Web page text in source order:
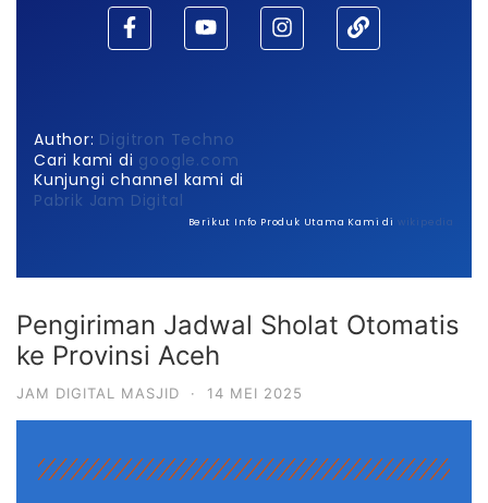
Author: Digitron Techno
Cari kami di google.com
Kunjungi channel kami di
Pabrik Jam Digital
Berikut Info Produk Utama Kami di wikipedia
Pengiriman Jadwal Sholat Otomatis
ke Provinsi Aceh
JAM DIGITAL MASJID · 14 MEI 2025